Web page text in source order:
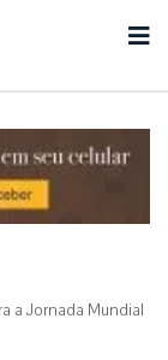
a Jornada Mundial